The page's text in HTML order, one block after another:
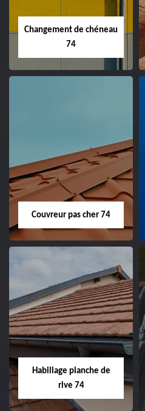
Changement de chéneau
74
Couvreur pas cher 74
Habillage planche de
rive 74